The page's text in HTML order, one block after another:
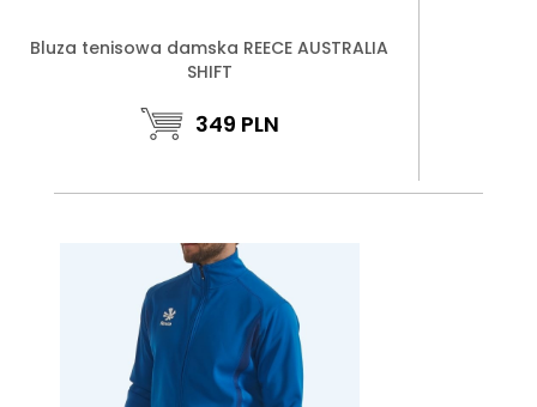
Bluza tenisowa damska REECE AUSTRALIA
SHIFT
349 PLN